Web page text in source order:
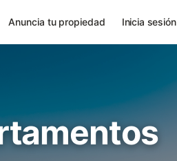
Anuncia tu propiedad Inicia sesión